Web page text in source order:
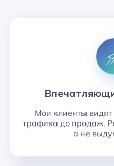
Мои клиенты
трафика до продаж.